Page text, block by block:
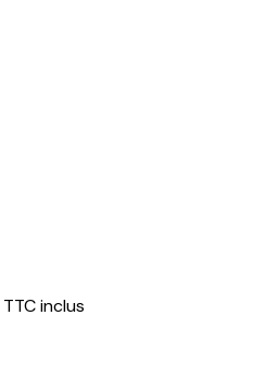
inclus